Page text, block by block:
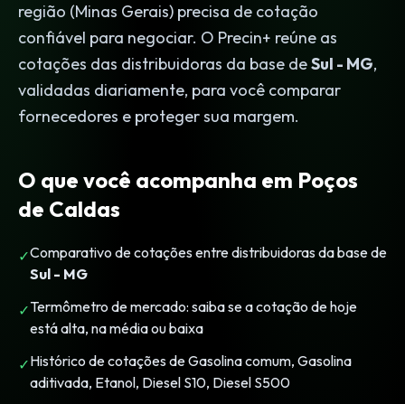
região (Minas Gerais) precisa de cotação
confiável para negociar. O Precin+ reúne as
cotações das distribuidoras da base deSul - MG,
validadas diariamente, para você comparar
fornecedores e proteger sua margem.
O que você acompanha em Poços
de Caldas
✓Comparativo de cotações entre distribuidoras da base de
Sul - MG
✓Termômetro de mercado: saiba se a cotação de hoje
está alta, na média ou baixa
✓Histórico de cotações de Gasolina comum, Gasolina
aditivada, Etanol, Diesel S10, Diesel S500